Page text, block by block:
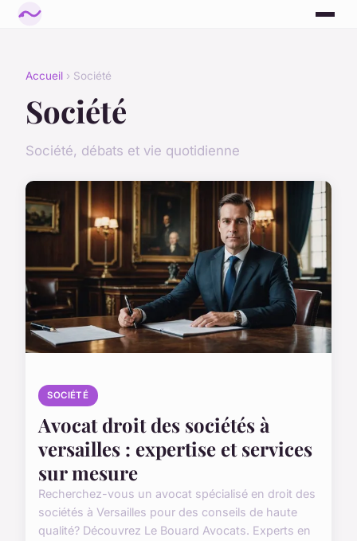
Accueil › Société
Société
Société, débats et vie quotidienne
SOCIÉTÉ
Avocat droit des sociétés à
versailles : expertise et services
sur mesure
Recherchez-vous un avocat spécialisé en droit des
sociétés à Versailles pour des conseils de haute
qualité? Découvrez Le Bouard Avocats. Experts en